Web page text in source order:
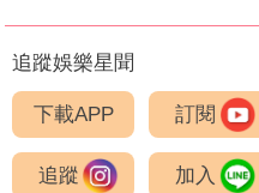
追蹤娛樂星聞
下載APP 訂閱
追蹤 加入